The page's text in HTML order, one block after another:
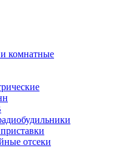
комнатные
отсеки